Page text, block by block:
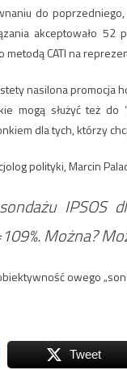
do
akceptowało
CATI na
nasilona
mogą służyć też
dla tych, którzy
polityki, Marcin
IPSOS
Można?
owego
Tweet